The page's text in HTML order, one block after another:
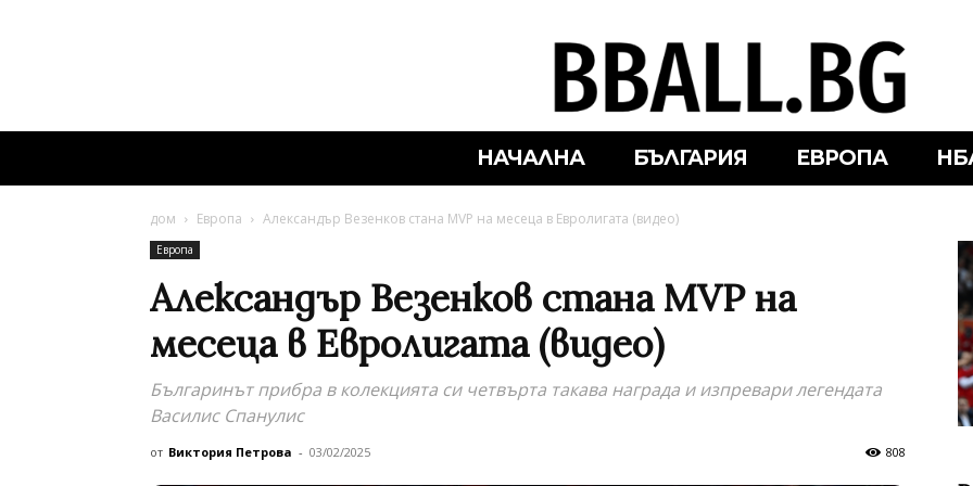
НАЧАЛНА БЪЛГАРИЯ ЕВРОПА
дом Европа Александър Везенков стана MVP на месеца в Евролигата (видео)
Европа
Александър Везенков стана MVP на
месеца в Евролигата (видео)
Българинът прибра в колекцията си четвърта такава награда и изпревари легендата
Василис Спанулис
от Виктория Петрова - 03/02/2025 808